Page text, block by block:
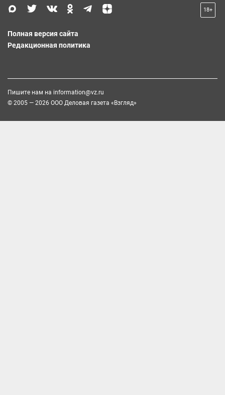
18+
Полная версия сайта
Редакционная политика
Пишите нам на information@vz.ru
© 2005 — 2026 ООО Деловая газета «Взгляд»